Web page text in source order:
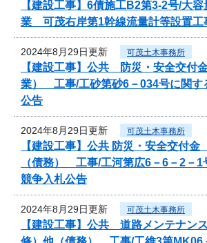
【建設工事】6債施工B2第3-2号/大
業 可茂右岸第1幹線流量計等設置工
2024年8月29日更新 可茂土木事務所
【建設工事】公共 防災・安全交付
業） 工事/工砂第砂6－034号に関す
公告
2024年8月29日更新 可茂土木事務所
【建設工事】公共 防災・安全交付金
（債務） 工事/工河第広6－6－2－1
競争入札公告
2024年8月29日更新 可茂土木事務所
【建設工事】公共 道路メンテナン